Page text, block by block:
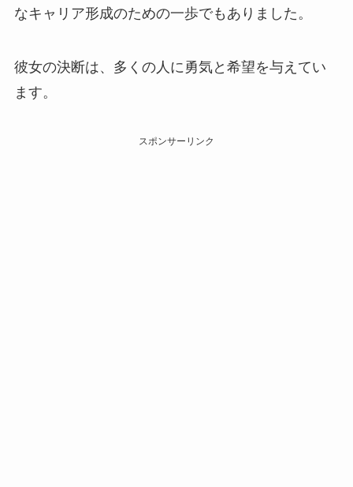
なキャリア形成のための一歩でもありました。
彼女の決断は、多くの人に勇気と希望を与えてい
ます。
スポンサーリンク